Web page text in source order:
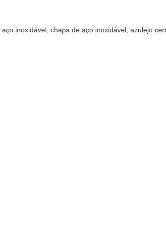
inoxidável, chapa de aço inoxidável, azulejo